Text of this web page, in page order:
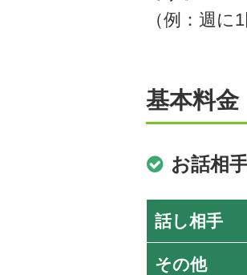
（例：週に
基本料金
お話相
話し相手
その他